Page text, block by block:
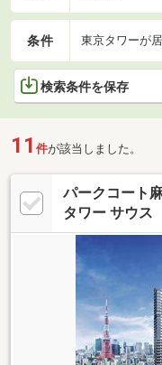
条件 東京タワーが
検索条件を保存
11 件が該当しました。
パークコート
タワー サウ